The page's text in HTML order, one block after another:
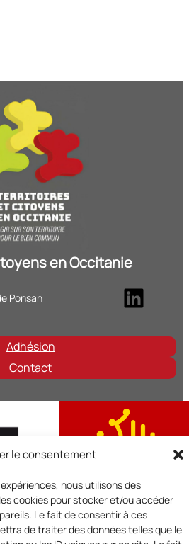
le consentement
nous utilisons des
cookies pour stocker et/ou accéder
Le fait de consentir à ces
de traiter des données telles que le
en Occitanie
Ponsan
Adhésion
Contact